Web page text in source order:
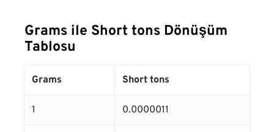
Grams ile Short tons Dönüşüm
Tablosu
Grams Short tons
1 0.0000011